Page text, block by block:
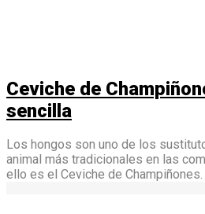
Ceviche de
sencilla
Los hongos son uno de los
animal más tradicionales en las
ello es el Ceviche de Champiñones.